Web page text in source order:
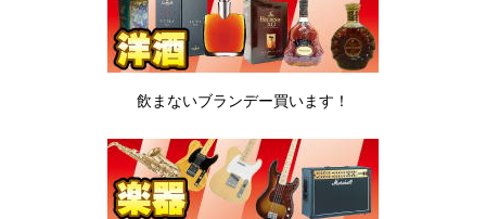
飲まないブランデー買います！